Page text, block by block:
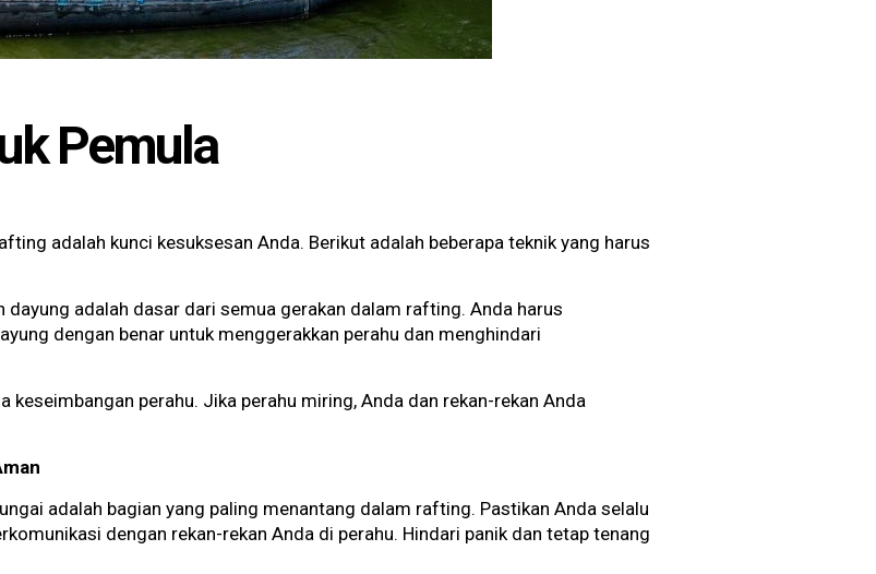
Pemula
adalah kunci kesuksesan Anda. Berikut adalah beberapa teknik yang harus
dayung adalah dasar dari semua gerakan dalam rafting. Anda harus
dengan benar untuk menggerakkan perahu dan menghindari
keseimbangan perahu. Jika perahu miring, Anda dan rekan-rekan Anda
adalah bagian yang paling menantang dalam rafting. Pastikan Anda selalu
dengan rekan-rekan Anda di perahu. Hindari panik dan tetap tenang